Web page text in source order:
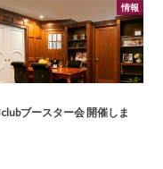
情報
ブースター会 開催しま